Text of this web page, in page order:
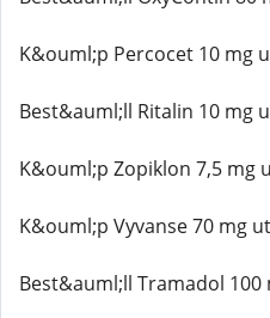
K&ouml;p Percocet 10 mg
Best&auml;ll Ritalin 10 mg
K&ouml;p Zopiklon 7,5 mg
K&ouml;p Vyvanse 70 mg
Best&auml;ll Tramadol